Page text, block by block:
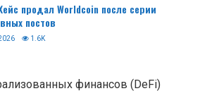
продал Worldcoin после серии
постов
1.6K
финансов (DeFi)